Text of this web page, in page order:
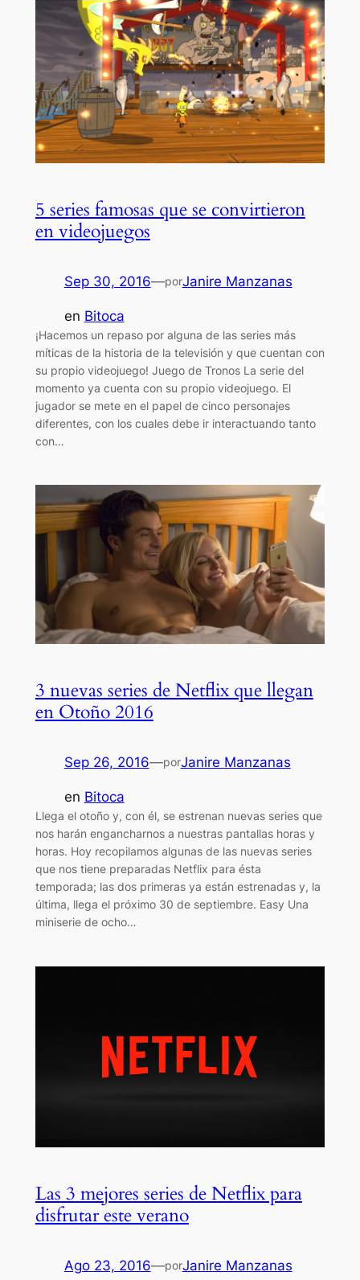
5 series famosas que se convirtieron
en videojuegos
Sep 30, 2016—porJanire Manzanas
en Bitoca
¡Hacemos un repaso por alguna de las series más
míticas de la historia de la televisión y que cuentan con
su propio videojuego! Juego de Tronos La serie del
momento ya cuenta con su propio videojuego. El
jugador se mete en el papel de cinco personajes
diferentes, con los cuales debe ir interactuando tanto
con…
3 nuevas series de Netflix que llegan
en Otoño 2016
Sep 26, 2016—porJanire Manzanas
en Bitoca
Llega el otoño y, con él, se estrenan nuevas series que
nos harán engancharnos a nuestras pantallas horas y
horas. Hoy recopilamos algunas de las nuevas series
que nos tiene preparadas Netflix para ésta
temporada; las dos primeras ya están estrenadas y, la
última, llega el próximo 30 de septiembre. Easy Una
miniserie de ocho…
Las 3 mejores series de Netflix para
disfrutar este verano
Ago 23, 2016—porJanire Manzanas